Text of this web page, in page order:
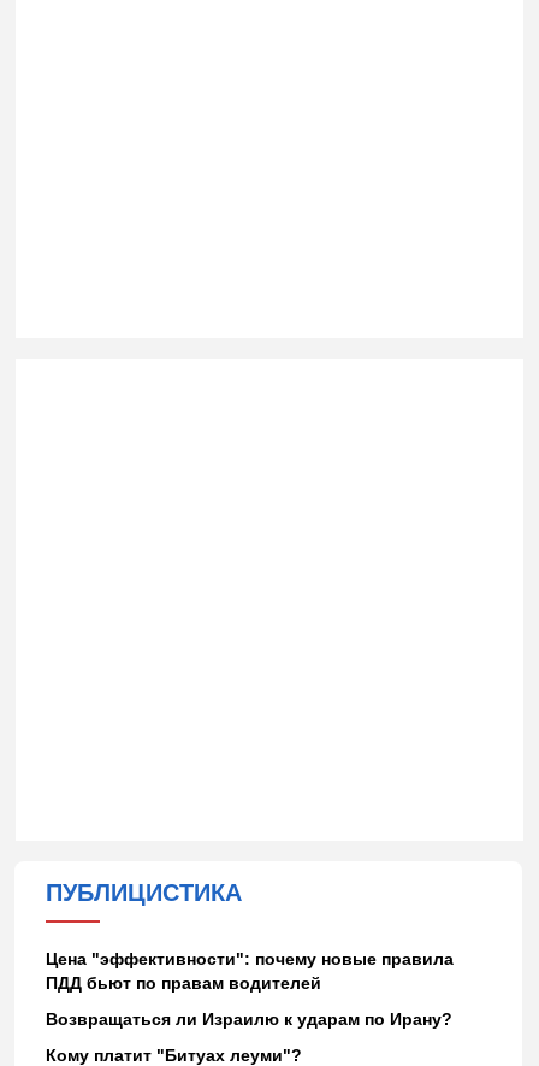
ПУБЛИЦИСТИКА
Цена "эффективности": почему новые правила
ПДД бьют по правам водителей
Возвращаться ли Израилю к ударам по Ирану?
Кому платит "Битуах леуми"?